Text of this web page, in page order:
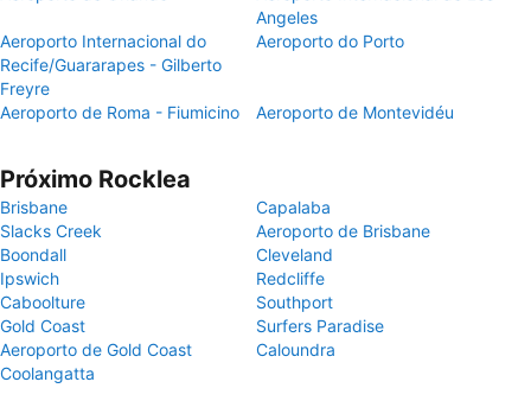
Angeles
Aeroporto Internacional do
Recife/Guararapes - Gilberto
Freyre
Aeroporto do Porto
Aeroporto de Roma - Fiumicino Aeroporto de Montevidéu
Próximo Rocklea
Brisbane
Capalaba
Slacks Creek
Aeroporto de Brisbane
Boondall
Cleveland
Ipswich
Redcliffe
Caboolture
Southport
Gold Coast
Surfers Paradise
Aeroporto de Gold Coast
Caloundra
Coolangatta